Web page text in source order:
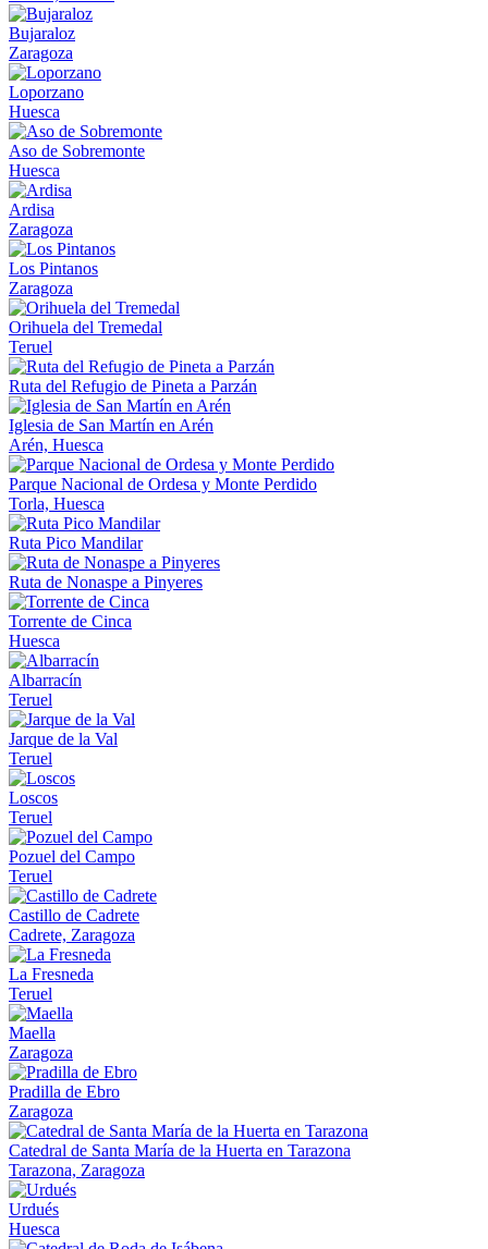
Bujaraloz
Zaragoza
Loporzano
Huesca
Aso de Sobremonte
Huesca
Ardisa
Zaragoza
Los Pintanos
Zaragoza
Orihuela del Tremedal
Teruel
Ruta del Refugio de Pineta a Parzán
Iglesia de San Martín en Arén
Arén, Huesca
Parque Nacional de Ordesa y Monte Perdido
Torla, Huesca
Ruta Pico Mandilar
Ruta de Nonaspe a Pinyeres
Torrente de Cinca
Huesca
Albarracín
Teruel
Jarque de la Val
Teruel
Loscos
Teruel
Pozuel del Campo
Teruel
Castillo de Cadrete
Cadrete, Zaragoza
La Fresneda
Teruel
Maella
Zaragoza
Pradilla de Ebro
Zaragoza
Catedral de Santa María de la Huerta en Tarazona
Tarazona, Zaragoza
Urdués
Huesca